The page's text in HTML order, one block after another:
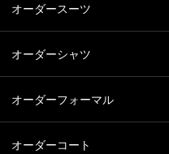
オーダースーツ
オーダーシャツ
オーダーフォーマル
オーダーコート